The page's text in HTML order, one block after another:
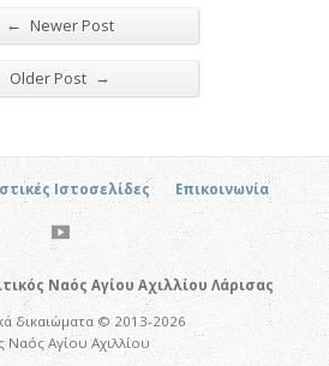
← Newer Post
Older Post →
Ιστοσελίδες Επικοινωνία
Ναός Αγίου Αχιλλίου Λάρισας
δικαιώματα © 2013-2026
Ναός Αγίου Αχιλλίου